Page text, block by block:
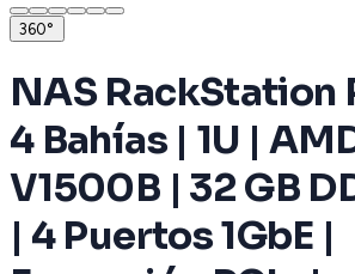
360°
NAS RackStation
4 Bahías | 1U |
V1500B | 32 GB
| 4 Puertos 1GbE |